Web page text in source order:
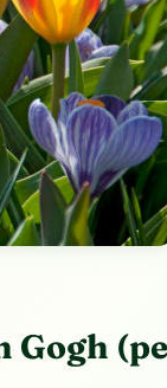
Gogh